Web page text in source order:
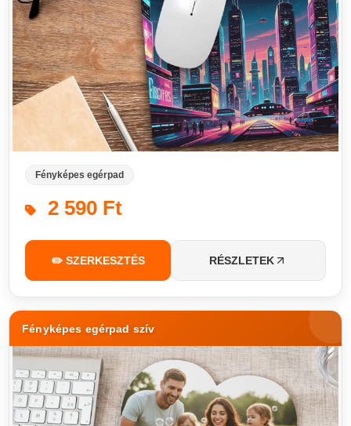
Fényképes egérpad
2 590 Ft
✏️ SZERKESZTÉS RÉSZLETEK
Fényképes egérpad szív